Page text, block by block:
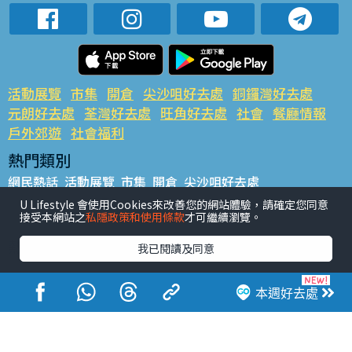
本週好去處
活動展覽 市集 開倉 尖沙咀好去處 銅鑼灣好去處
元朗好去處 荃灣好去處 旺角好去處 社會 餐廳情報
戶外郊遊 社會福利
熱門類別
網民熱話 活動展覽 市集 開倉 尖沙咀好去處
銅鑼灣好去處 元朗好去處 荃灣好去處 旺角好去處 社會
餐廳情報 戶外郊遊
熱門標籤
#UGO搵好去處 #人氣活動推介 #美食社群熱話
#親子玩樂好去處
#ULifestyle應用程式
#限時搶
#UJetso禮物放送
#ULifestyle商戶中心 #著數 #網絡熱話
U Lifestyle 會使用Cookies來改善您的網站體驗，請確定您同意
接受本網站之私隱政策和使用條款才可繼續瀏覽。
我已閱讀及同意